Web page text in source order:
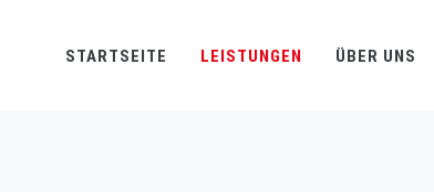
STARTSEITE LEISTUNGEN ÜBER UNS